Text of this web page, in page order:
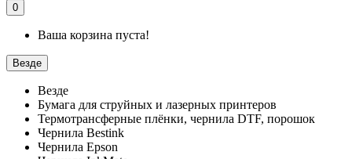
0
Ваша корзина пуста!
Везде
Везде
Бумага для струйных и лазерных принтеров
Термотрансферные плёнки, чернила DTF, порошок
Чернила Bestink
Чернила Epson